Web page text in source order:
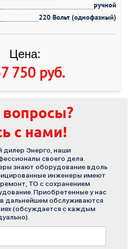
ручной
220 Вольт (однофазный)
Цена:
750 руб.
с нами!
дилер Энерго, наши
своего дела.
знают оборудование вдоль
инженеры имеют
ТО с сохранением
Приобретенные у нас
в дальнейшем обслуживаются
(обсуждается с каждым